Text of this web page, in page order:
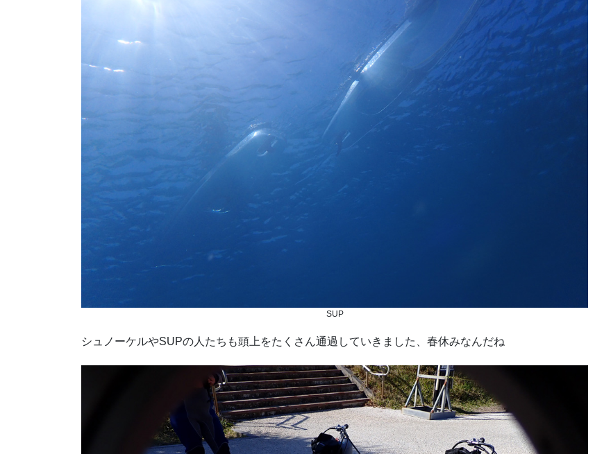
SUP
シュノーケルやSUPの人たちも頭上をたくさん通過していきました、春休みなんだね